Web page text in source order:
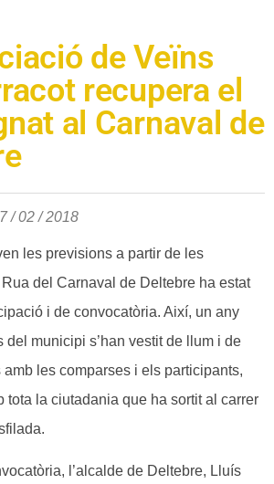
de Veïns
recupera el
al Carnaval de
/ 02 / 2018
les previsions a partir de les
del Carnaval de Deltebre ha estat
i de convocatòria. Així, un any
del municipi s’han vestit de llum i de
les comparses i els participants,
tota la ciutadania que ha sortit al carrer
l’alcalde de Deltebre, Lluís